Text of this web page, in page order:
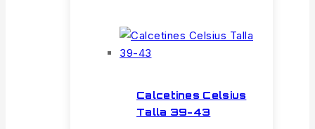
Calcetines Celsius
Talla 39-43